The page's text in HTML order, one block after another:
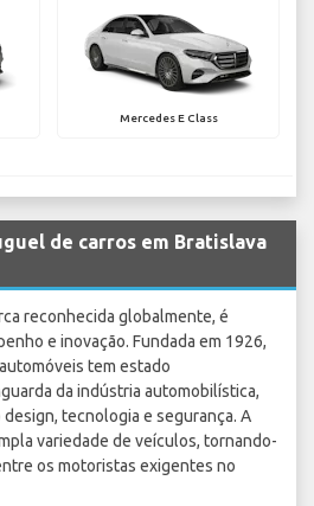
Mercedes E Class
de carros em Bratislava
reconhecida globalmente, é
e inovação. Fundada em 1926,
tem estado
da indústria automobilística,
tecnologia e segurança. A
variedade de veículos, tornando-
os motoristas exigentes no